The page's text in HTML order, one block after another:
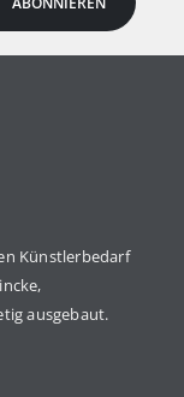
Künstlerbedarf
ausgebaut.